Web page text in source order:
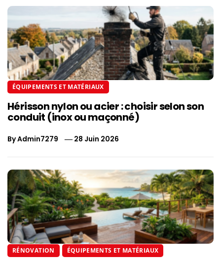
ÉQUIPEMENTS ET MATÉRIAUX
Hérisson nylon ou acier : choisir selon son
conduit (inox ou maçonné)
ByAdmin7279 28 Juin 2026
RÉNOVATION ÉQUIPEMENTS ET MATÉRIAUX